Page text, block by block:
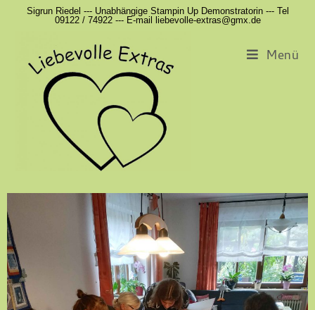
Sigrun Riedel --- Unabhängige Stampin Up Demonstratorin --- Tel
09122 / 74922 --- E-mail liebevolle-extras@gmx.de
Menü